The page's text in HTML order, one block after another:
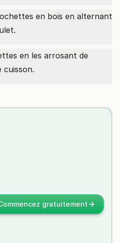
en bois en alternant
en les arrosant de
cuisson.
gratuitement